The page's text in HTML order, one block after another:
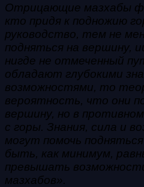
Отрицающие мазхабы
кто придя к подножию
руководство, тем не
подняться на вершину,
нигде не отмеченный
обладают глубокими
возможностями, то
вероятность, что они
вершину, но в
с горы. Знания, сила и
могут помочь
быть, как минимум,
превышать
мазхабов».